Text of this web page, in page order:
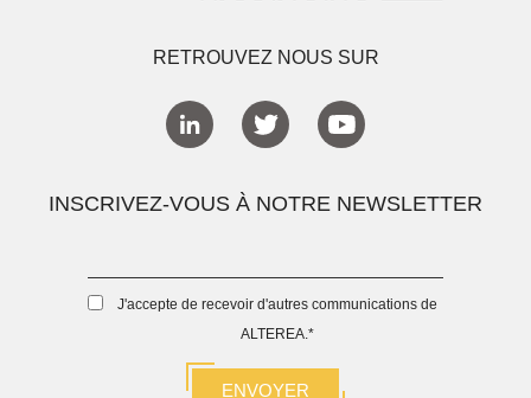
RETROUVEZ NOUS SUR
INSCRIVEZ-VOUS À NOTRE NEWSLETTER
J'accepte de recevoir d'autres communications de
ALTEREA.*